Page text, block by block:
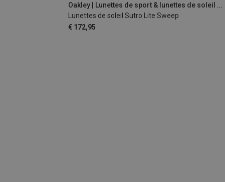
Oakley | Lunettes de sport & lunettes de soleil de sport
Lunettes de soleil Sutro Lite Sweep
€ 172,95